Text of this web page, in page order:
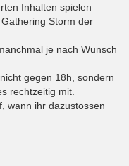
Inhalten spielen
Storm der
je nach Wunsch
gegen 18h, sondern
rechtzeitig mit.
wann ihr dazustossen